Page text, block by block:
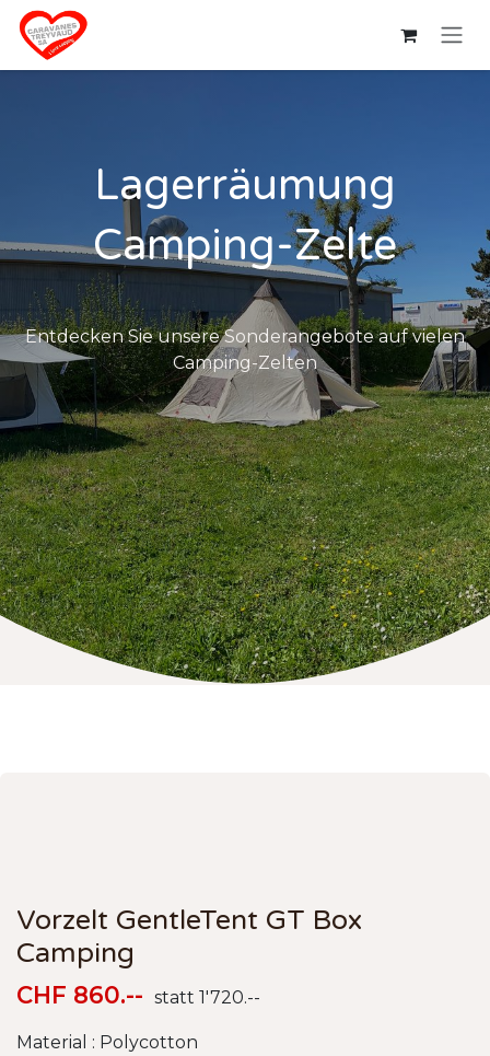
Zum Inhalt springen
Lagerräumung
Camping-Zelte
Entdecken Sie unsere Sonderangebote auf vielen
Camping-Zelten
Vorzelt GentleTent GT Box
Camping
CHF 860.-- statt 1'720.--
Material : Polycotton